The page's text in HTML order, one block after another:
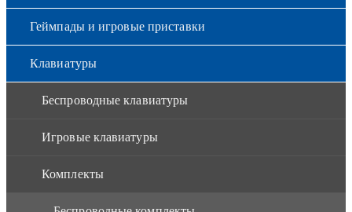
Геймпады и игровые приставки
Клавиатуры
Беспроводные клавиатуры
Игровые клавиатуры
Комплекты